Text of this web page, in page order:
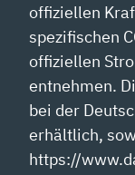
offiziellen
spezifischen
offiziellen
entnehmen.
bei der
erhältlich,
https://